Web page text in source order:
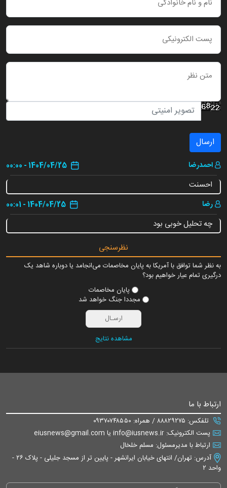
ارسال
احمدرضا 1404/04/25 - 00:00
احسنت
رضا 1404/04/25 - 00:01
چه تحلیل خوبی بود
نظرسنجی
به نظر شما توافق با آمریکا به پایان مخاصمات می‌انجامد یا دوباره شاهد یک
درگیری تمام عیار خواهیم بود؟
پایان مخاصمات
مجددا جنگ خواهد شد
مشاهده نتایج
ارتباط با ما
تلفکس: ۸۸۸۲۹۲۷۵ / همراه: ۰۹۳۷۰۷۴۸۵۵۰
پست الکترونیک: info@iusnews.ir یا eiusnews@gmail.com
ارتباط با مدیرمسئول: مسلم خلخال
آدرس: تهران/ انتهای خیابان ایرانشهر - پایین تر از مسجد جلیلی - پلاک ۲۶ -
واحد ۲